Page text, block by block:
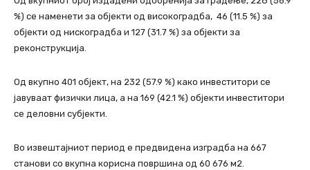
%) се наменети за објекти од високоградба, 46 (11.5 %) за
објекти од нискоградба и 127 (31.7 %) за објекти за
реконструкција.
Од вкупно 401 објект, на 232 (57.9 %) како инвеститори се
јавуваат физички лица, а на 169 (42.1 %) објекти инвеститори
се деловни субјекти.
Во извештајниот период е предвидена изградба на 667
станови со вкупна корисна површина од 60 676 м2.